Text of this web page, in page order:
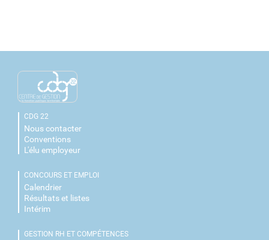
CDG 22
Nous contacter
Conventions
L'élu employeur
CONCOURS ET EMPLOI
Calendrier
Résultats et listes
Intérim
GESTION RH ET COMPÉTENCES